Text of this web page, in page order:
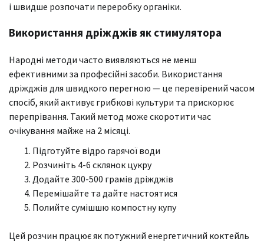
і швидше розпочати переробку органіки.
Використання дріжджів як стимулятора
Народні методи часто виявляються не менш
ефективними за професійні засоби. Використання
дріжджів для швидкого перегною — це перевірений часом
спосіб, який активує грибкові культури та прискорює
перепрівання. Такий метод може скоротити час
очікування майже на 2 місяці.
Підготуйте відро гарячої води
Розчиніть 4-6 склянок цукру
Додайте 300-500 грамів дріжджів
Перемішайте та дайте настоятися
Полийте сумішшю компостну купу
Цей розчин працює як потужний енергетичний коктейль